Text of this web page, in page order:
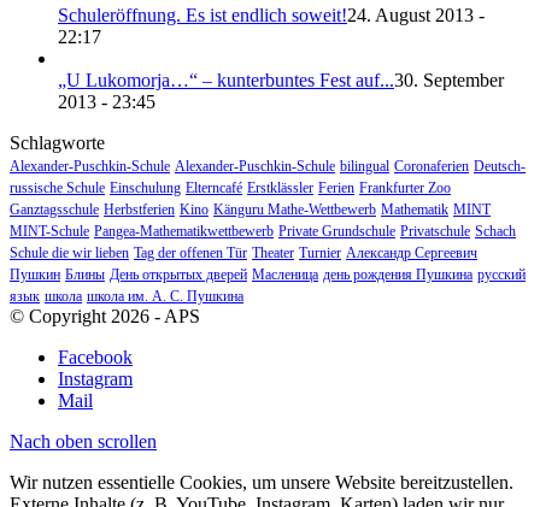
Schuleröffnung. Es ist endlich soweit!24. August 2013 -
22:17
„U Lukomorja…“ – kunterbuntes Fest auf...30. September
2013 - 23:45
Schlagworte
Alexander-Puschkin-Schule Alexander-Puschkin-Schule bilingual Coronaferien Deutsch-
russische Schule Einschulung Elterncafé Erstklässler Ferien Frankfurter Zoo
Ganztagsschule Herbstferien Kino Känguru Mathe-Wettbewerb Mathematik MINT
MINT-Schule Pangea-Mathematikwettbewerb Private Grundschule Privatschule Schach
Schule die wir lieben Tag der offenen Tür Theater Turnier Александр Сергеевич
Пушкин Блины День открытых дверей Масленица день рождения Пушкина русский
язык школа школа им. А. С. Пушкина
© Copyright 2026 - APS
Facebook
Instagram
Mail
Nach oben scrollen
Wir nutzen essentielle Cookies, um unsere Website bereitzustellen.